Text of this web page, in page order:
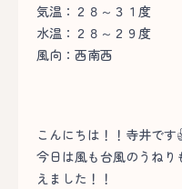
気温：２８～３１度
水温：２８～２９度
風向：西南西
こんにちは！！寺井です
今日は風も台風のうね
えました！！